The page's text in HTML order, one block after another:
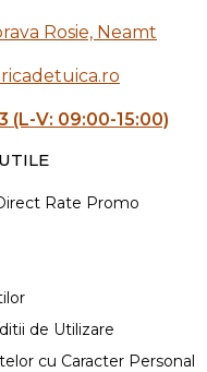
Rosie, Neamt
(L-V: 09:00-15:00)
Rate Promo
de Utilizare
cu Caracter Personal